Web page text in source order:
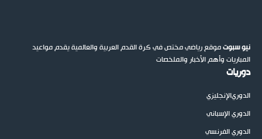
نيو سبوتموقع رياضي مختص في كرة القدم العربية والعالمية يقدم مواعيد
المباريات وأهم الأخبار والملخصات
دوريات
الدوريالإنجليزي
الدوري الإسباني
الدوري الفرنسي